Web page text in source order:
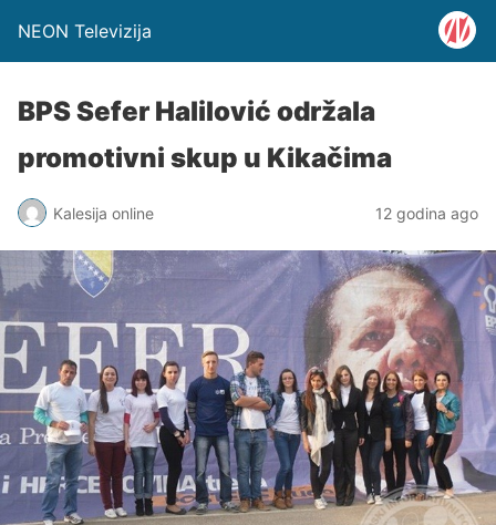
NEON Televizija
BPS Sefer Halilović održala
promotivni skup u Kikačima
Kalesija online 12 godina ago